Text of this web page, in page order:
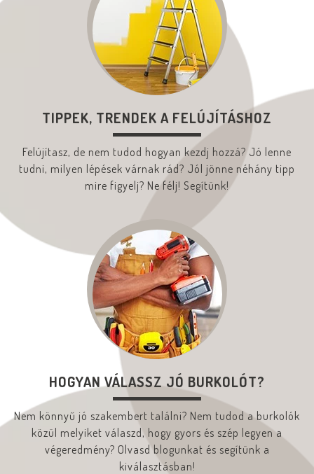
TIPPEK, TRENDEK A FELÚJÍTÁSHOZ
Felújítasz, de nem tudod hogyan kezdj hozzá? Jó lenne
tudni, milyen lépések várnak rád? Jól jönne néhány tipp
mire figyelj? Ne félj! Segítünk!
HOGYAN VÁLASSZ JÓ BURKOLÓT?
Nem könnyű jó szakembert találni? Nem tudod a burkolók
közül melyiket válaszd, hogy gyors és szép legyen a
végeredmény? Olvasd blogunkat és segítünk a
kiválasztásban!